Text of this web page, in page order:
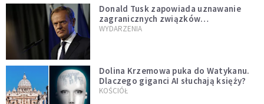
Donald Tusk zapowiada uznawanie
zagranicznych związków
jednopłciowych. "Państwo oblało ten
WYDARZENIA
Dolina Krzemowa puka do Watykanu.
Dlaczego giganci AI słuchają księży?
KOŚCIÓŁ